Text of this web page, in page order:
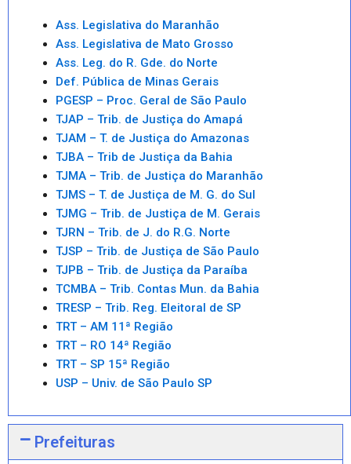
Ass. Legislativa do Maranhão
Ass. Legislativa de Mato Grosso
Ass. Leg. do R. Gde. do Norte
Def. Pública de Minas Gerais
PGESP – Proc. Geral de São Paulo
TJAP – Trib. de Justiça do Amapá
TJAM – T. de Justiça do Amazonas
TJBA – Trib de Justiça da Bahia
TJMA – Trib. de Justiça do Maranhão
TJMS – T. de Justiça de M. G. do Sul
TJMG – Trib. de Justiça de M. Gerais
TJRN – Trib. de J. do R.G. Norte
TJSP – Trib. de Justiça de São Paulo
TJPB – Trib. de Justiça da Paraíba
TCMBA – Trib. Contas Mun. da Bahia
TRESP – Trib. Reg. Eleitoral de SP
TRT – AM 11ª Região
TRT – RO 14ª Região
TRT – SP 15ª Região
USP – Univ. de São Paulo SP
Prefeituras